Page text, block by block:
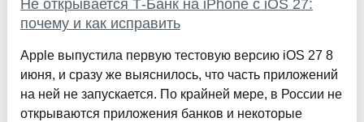
Не открывается Т-Банк на iPhone с iOS 27:
почему и как исправить
Apple выпустила первую тестовую версию iOS 27 8
июня, и сразу же выяснилось, что часть приложений
на ней не запускается. По крайней мере, в России не
открываются приложения банков и некоторые